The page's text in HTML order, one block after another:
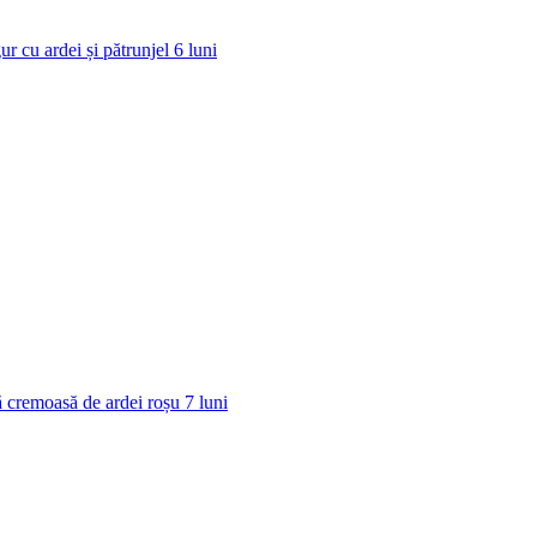
cu ardei și pătrunjel 6 luni
cremoasă de ardei roșu 7 luni